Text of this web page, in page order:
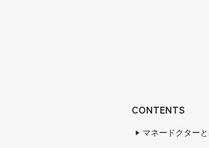
CONTENTS
マネードクター